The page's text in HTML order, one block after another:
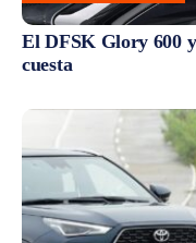
El DFSK Glory 600
cuesta